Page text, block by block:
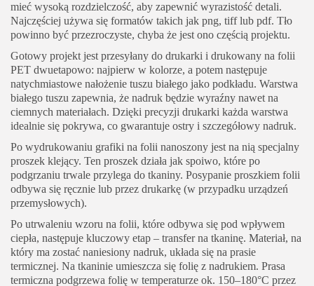
mieć wysoką rozdzielczość, aby zapewnić wyrazistość detali.
Najczęściej używa się formatów takich jak png, tiff lub pdf. Tło
powinno być przezroczyste, chyba że jest ono częścią projektu.
Gotowy projekt jest przesyłany do drukarki i drukowany na folii
PET dwuetapowo: najpierw w kolorze, a potem następuje
natychmiastowe nałożenie tuszu białego jako podkładu. Warstwa
białego tuszu zapewnia, że nadruk będzie wyraźny nawet na
ciemnych materiałach. Dzięki precyzji drukarki każda warstwa
idealnie się pokrywa, co gwarantuje ostry i szczegółowy nadruk.
Po wydrukowaniu grafiki na folii nanoszony jest na nią specjalny
proszek klejący. Ten proszek działa jak spoiwo, które po
podgrzaniu trwale przylega do tkaniny. Posypanie proszkiem folii
odbywa się ręcznie lub przez drukarkę (w przypadku urządzeń
przemysłowych).
Po utrwaleniu wzoru na folii, które odbywa się pod wpływem
ciepła, następuje kluczowy etap – transfer na tkaninę. Materiał, na
który ma zostać naniesiony nadruk, układa się na prasie
termicznej. Na tkaninie umieszcza się folię z nadrukiem. Prasa
termiczna podgrzewa folię w temperaturze ok. 150–180°C przez